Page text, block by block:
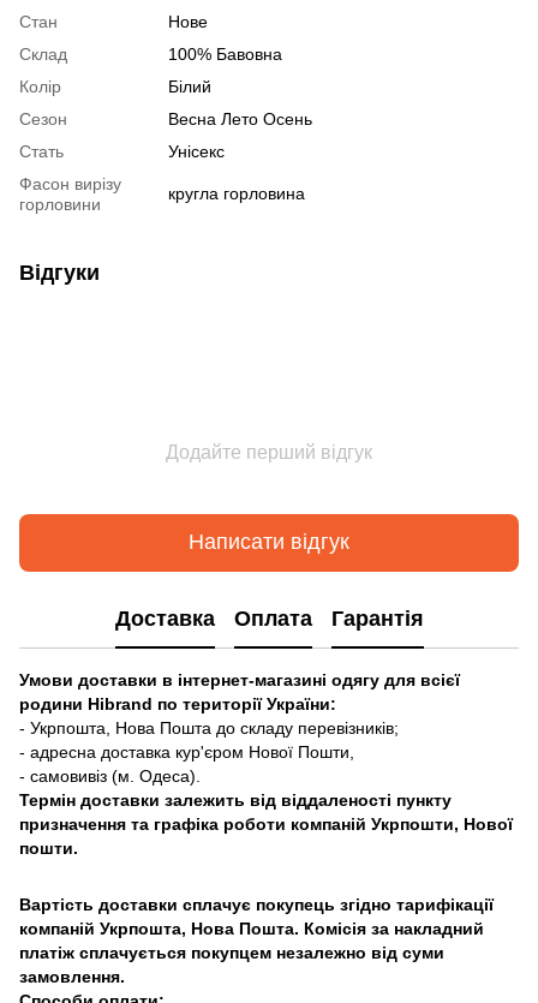
Стан
Нове
Склад
100% Бавовна
Колір
Білий
Сезон
Весна Лето Осень
Стать
Унісекс
Фасон вирізу
горловини
кругла горловина
Відгуки
Додайте перший відгук
Написати відгук
Доставка Оплата Гарантія
Умови доставки в інтернет-магазині одягу для всієї
родини Hibrand по території України:
- Укрпошта, Нова Пошта до складу перевізників;
- адресна доставка кур'єром Нової Пошти,
- самовивіз (м. Одеса).
Термін доставки залежить від віддаленості пункту
призначення та графіка роботи компаній Укрпошти, Нової
пошти.
Вартість доставки сплачує покупець згідно тарифікації
компаній Укрпошта, Нова Пошта. Комісія за накладний
платіж сплачується покупцем незалежно від суми
замовлення.